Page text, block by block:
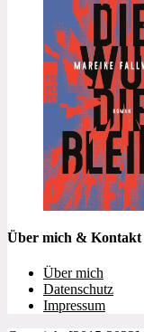
Über mich & Kontakt
Über mich
Datenschutz
Impressum